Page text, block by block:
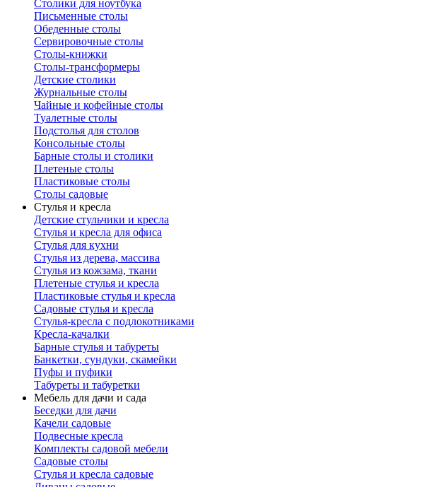
Столики для ноутбука
Письменные столы
Обеденные столы
Сервировочные столы
Столы-книжки
Столы-трансформеры
Детские столики
Журнальные столы
Чайные и кофейные столы
Туалетные столы
Подстолья для столов
Консольные столы
Барные столы и столики
Плетеные столы
Пластиковые столы
Столы садовые
Стулья и кресла
Детские стульчики и кресла
Стулья и кресла для офиса
Стулья для кухни
Стулья из дерева, массива
Стулья из кожзама, ткани
Плетеные стулья и кресла
Пластиковые стулья и кресла
Садовые стулья и кресла
Стулья-кресла с подлокотниками
Кресла-качалки
Барные стулья и табуреты
Банкетки, сундуки, скамейки
Пуфы и пуфики
Табуреты и табуретки
Мебель для дачи и сада
Беседки для дачи
Качели садовые
Подвесные кресла
Комплекты садовой мебели
Садовые столы
Стулья и кресла садовые